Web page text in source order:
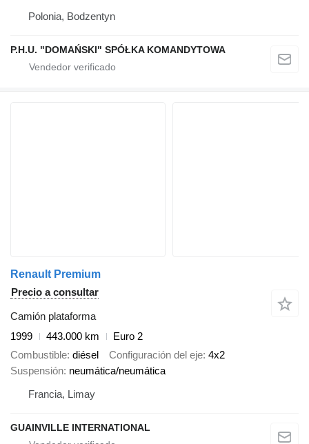
Polonia, Bodzentyn
P.H.U. "DOMAŃSKI" SPÓŁKA KOMANDYTOWA
Renault Premium
Precio a consultar
Camión plataforma
1999
443.000 km
Euro 2
Combustible diésel Configuración del eje 4x2
Suspensión neumática/neumática
Francia, Limay
GUAINVILLE INTERNATIONAL